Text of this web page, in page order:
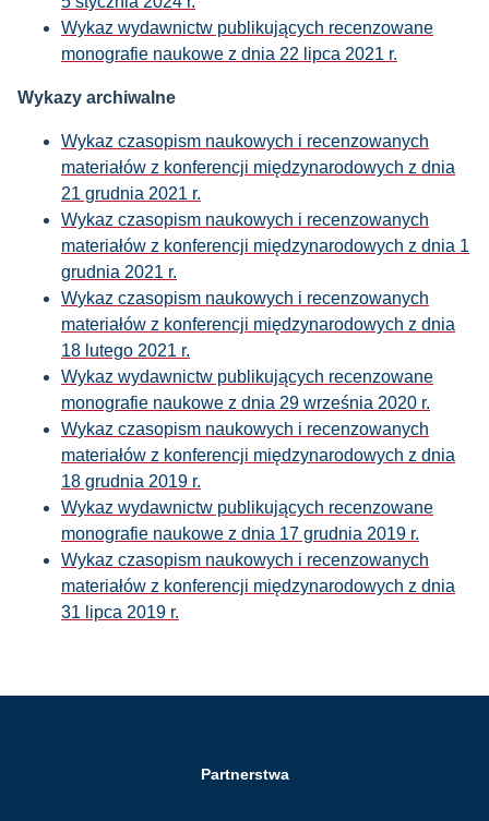
Wykaz wydawnictw publikujących recenzowane
monografie naukowe z dnia 22 lipca 2021 r.
Wykazy archiwalne
Wykaz czasopism naukowych i recenzowanych
materiałów z konferencji międzynarodowych z dnia
21 grudnia 2021 r.
Wykaz czasopism naukowych i recenzowanych
materiałów z konferencji międzynarodowych z dnia 1
grudnia 2021 r.
Wykaz czasopism naukowych i recenzowanych
materiałów z konferencji międzynarodowych z dnia
18 lutego 2021 r.
Wykaz wydawnictw publikujących recenzowane
monografie naukowe z dnia 29 września 2020 r.
Wykaz czasopism naukowych i recenzowanych
materiałów z konferencji międzynarodowych z dnia
18 grudnia 2019 r.
Wykaz wydawnictw publikujących recenzowane
monografie naukowe z dnia 17 grudnia 2019 r.
Wykaz czasopism naukowych i recenzowanych
materiałów z konferencji międzynarodowych z dnia
31 lipca 2019 r.
Partnerstwa